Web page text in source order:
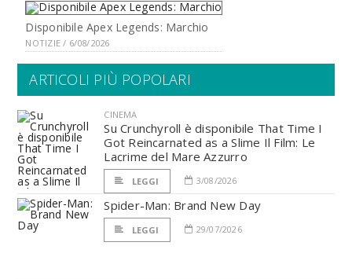
Disponibile Apex Legends: Marchio
NOTIZIE / 6/08/2026
ARTICOLI PIÙ POPOLARI
CINEMA
Su Crunchyroll è disponibile That Time I
Got Reincarnated as a Slime Il Film: Le
Lacrime del Mare Azzurro
LEGGI 3/08/2026
Spider-Man: Brand New Day
LEGGI 29/07/2026